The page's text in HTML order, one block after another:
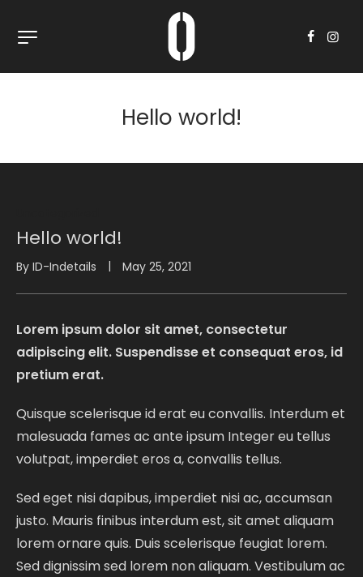
Hello world!
In
Hello world!
By ID-Indetails May 25, 2021
Lorem ipsum dolor sit amet, consectetur
adipiscing elit. Suspendisse et consequat eros, id
pretium erat.
Quisque scelerisque id erat eu convallis. Interdum et
malesuada fames ac ante ipsum Integer eu tellus
volutpat, imperdiet eros a, convallis tellus.
Sed eget nisi dapibus, imperdiet nisi ac, accumsan
justo. Mauris finibus interdum est, sit amet aliquam
lorem ornare quis. Duis scelerisque feugiat lorem.
Sed dignissim sed lorem non aliquam. Vestibulum ac